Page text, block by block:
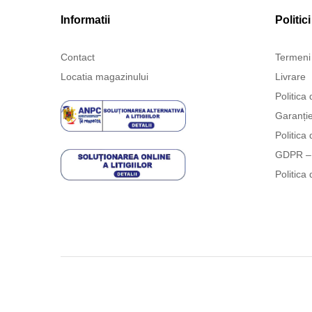
Informatii
Contact
Locatia magazinului
Politici
Livrare
Politica
Garanție
Politica
GDPR
Politica